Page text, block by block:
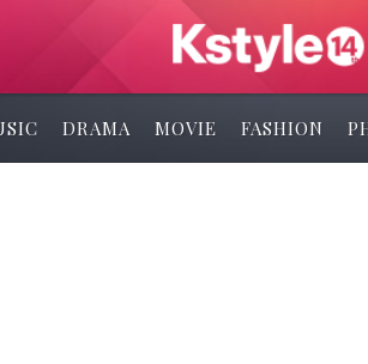
DRAMA MOVIE FASHION